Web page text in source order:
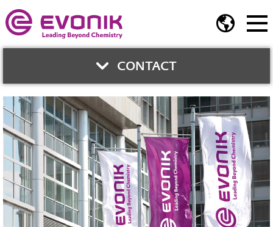
CONTACT
與我們聯繫
張志豪
資深業務開發經理
業務開發部門
Phone:02-2175-5274